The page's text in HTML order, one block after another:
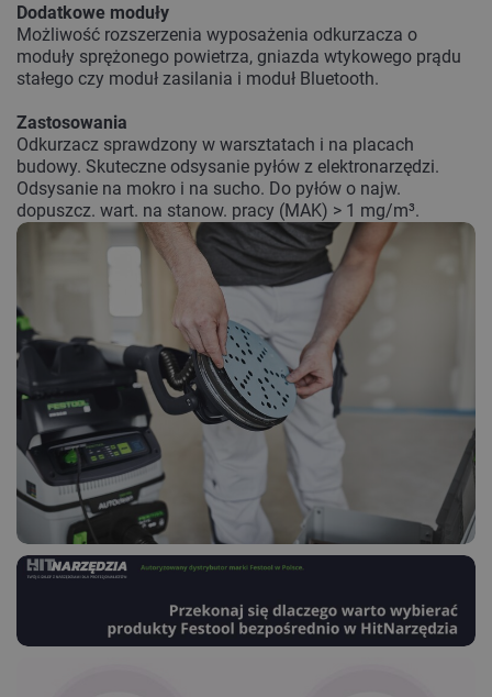
Dodatkowe moduły
Możliwość rozszerzenia wyposażenia odkurzacza o
moduły sprężonego powietrza, gniazda wtykowego prądu
stałego czy moduł zasilania i moduł Bluetooth.
Zastosowania
Odkurzacz sprawdzony w warsztatach i na placach
budowy. Skuteczne odsysanie pyłów z elektronarzędzi.
Odsysanie na mokro i na sucho. Do pyłów o najw.
dopuszcz. wart. na stanow. pracy (MAK) > 1 mg/m³.